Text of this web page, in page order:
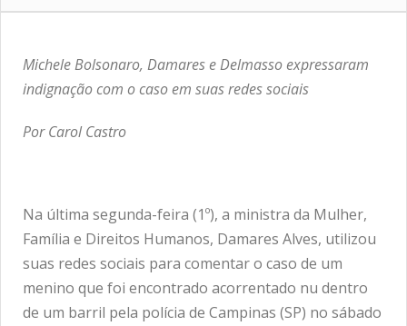
Michele Bolsonaro, Damares e Delmasso expressaram
indignação com o caso em suas redes sociais
Por Carol Castro
Na última segunda-feira (1º), a ministra da Mulher,
Família e Direitos Humanos, Damares Alves, utilizou
suas redes sociais para comentar o caso de um
menino que foi encontrado acorrentado nu dentro
de um barril pela polícia de Campinas (SP) no sábado